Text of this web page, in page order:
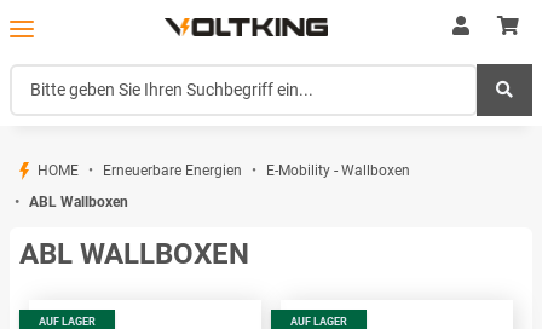
HOME Erneuerbare Energien
E-Mobility - Wallboxen
ABL Wallboxen
ABL WALLBOXEN
AUF LAGER AUF LAGER